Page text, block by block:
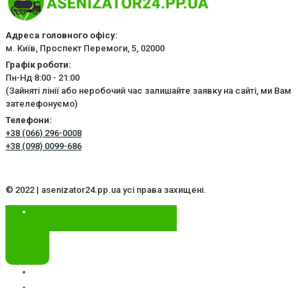
Адреса головного офісу:
м. Київ, Проспект Перемоги, 5, 02000
Графік роботи:
Пн-Нд 8:00 - 21:00
(Зайняті лінії або неробочий час залишайте заявку на сайті, ми Вам
зателефонуємо)
Телефони:
+38 (066) 296-0008
+38 (098) 0099-686
© 2022 | asenizator24.pp.ua усі права захищені.